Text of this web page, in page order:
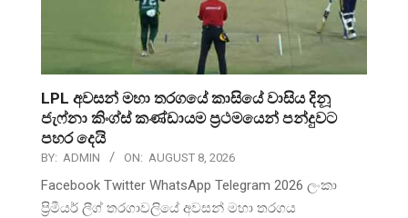
LPL අවසන් මහා තරගයේ කාසියේ වාසිය දිනූ
ජැෆ්නා කිංග්ස් කණ්ඩායම ප්‍රථමයෙන් පන්දුවට
පහර දෙයි
BY: ADMIN ON: AUGUST 8, 2026
Facebook Twitter WhatsApp Telegram 2026 ලංකා
ප්‍රිමීයර් ලීග් තරගාවලියේ අවසන් මහා තරගය